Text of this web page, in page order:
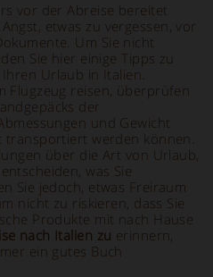
vor der Abreise bereitet
etwas zu vergessen, vor
Um Sie nicht
Sie hier einige Tipps zu
Urlaub in Italien.
Flugzeug reisen, überprüfen
der
und Gewicht
transportiert werden können.
über die Art von Urlaub,
was Sie
Sie jedoch, etwas Freiraum
nicht zu riskieren, dass Sie
Produkte mit nach Hause
nach Italien zu erinnern,
ein gutes Buch